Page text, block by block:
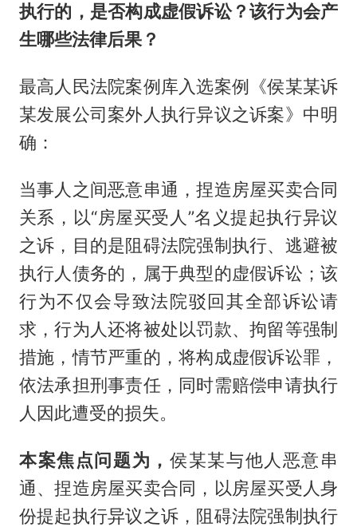
执行的，是否构成虚假诉讼？该行为会产
生哪些法律后果？
最高人民法院案例库入选案例《侯某某诉
某发展公司案外人执行异议之诉案》中明
确：
当事人之间恶意串通，捏造房屋买卖合同
关系，以“房屋买受人”名义提起执行异议
之诉，目的是阻碍法院强制执行、逃避被
执行人债务的，属于典型的虚假诉讼；该
行为不仅会导致法院驳回其全部诉讼请
求，行为人还将被处以罚款、拘留等强制
措施，情节严重的，将构成虚假诉讼罪，
依法承担刑事责任，同时需赔偿申请执行
人因此遭受的损失。
本案焦点问题为， 侯某某与他人恶意串
通、捏造房屋买卖合同，以房屋买受人身
份提起执行异议之诉，阻碍法院强制执行